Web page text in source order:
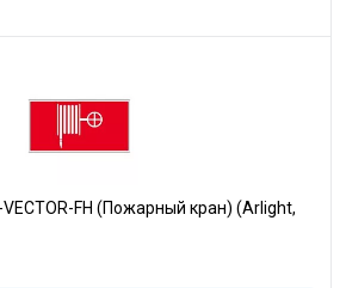
FH (Пожарный кран) (Arlight,